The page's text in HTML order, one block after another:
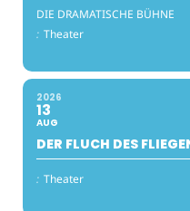
DIE DRAMATISCHE BÜHNE
: Theater
2026
13
AUG
DER FLUCH DES
: Theater